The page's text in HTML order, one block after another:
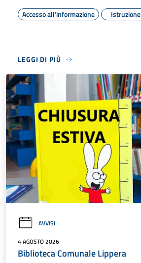
Accesso all'informazione Istruzione
LEGGI DI PIÙ
AVVISI
4 AGOSTO 2026
Biblioteca Comunale Lippera